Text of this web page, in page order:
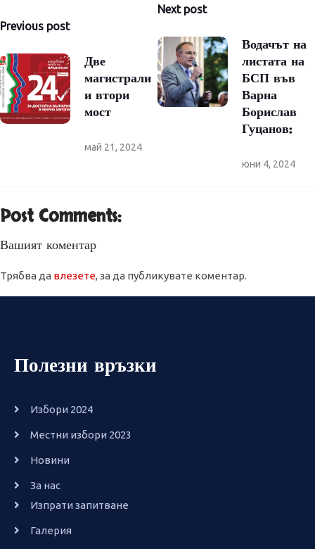
Previous post
Две
магистрали
и втори
мост
май 21, 2024
Next post
Водачът на
листата на
БСП във
Варна
Борислав
Гуцанов:
юни 4, 2024
Post Comments:
Вашият коментар
Трябва да влезете, за да публикувате коментар.
Полезни връзки
Избори 2024
Местни избори 2023
Новини
За нас
Изпрати запитване
Галерия